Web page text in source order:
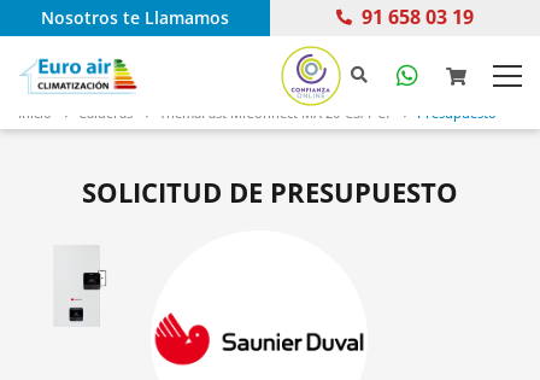
Nosotros te Llamamos 91 658 03 19
Inicio Calderas ThemaFast MiConnect MA 26-CS/1-Cf Presupuesto
SOLICITUD DE PRESUPUESTO